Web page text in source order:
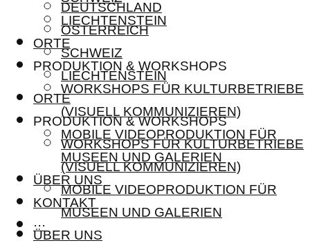
LIECHTENSTEIN
ORTE
PRODUKTION & WORKSHOPS
WORKSHOPS FÜR KULTURBETRIEBE
(VISUELL KOMMUNIZIEREN)
MOBILE VIDEOPRODUKTION FÜR
MUSEEN UND GALERIEN
ÜBER UNS
KONTAKT
···
DEUTSCHLAND
ÖSTERREICH
SCHWEIZ
LIECHTENSTEIN
ORTE
PRODUKTION & WORKSHOPS
WORKSHOPS FÜR KULTURBETRIEBE
(VISUELL KOMMUNIZIEREN)
MOBILE VIDEOPRODUKTION FÜR
MUSEEN UND GALERIEN
ÜBER UNS